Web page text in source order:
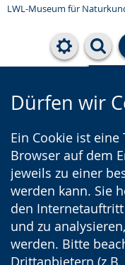
LWL-Museum für
Dürfen wir
Ein Cookie ist
Browser auf dem
jeweils zu einer
werden kann. Sie
den
und zu
werden. Bitte
Drittanbietern